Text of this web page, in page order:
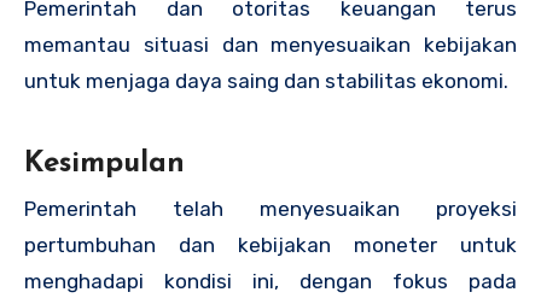
Pemerintah dan otoritas keuangan terus
memantau situasi dan menyesuaikan kebijakan
untuk menjaga daya saing dan stabilitas ekonomi.
Kesimpulan
Pemerintah telah menyesuaikan proyeksi
pertumbuhan dan kebijakan moneter untuk
menghadapi kondisi ini, dengan fokus pada